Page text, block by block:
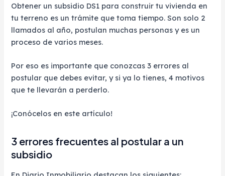
Obtener un subsidio DS1 para construir tu vivienda en
tu terreno es un trámite que toma tiempo. Son solo 2
llamados al año, postulan muchas personas y es un
proceso de varios meses.
Por eso es importante que conozcas 3 errores al
postular que debes evitar, y si ya lo tienes, 4 motivos
que te llevarán a perderlo.
¡Conócelos en este artículo!
3 errores frecuentes al postular a un
subsidio